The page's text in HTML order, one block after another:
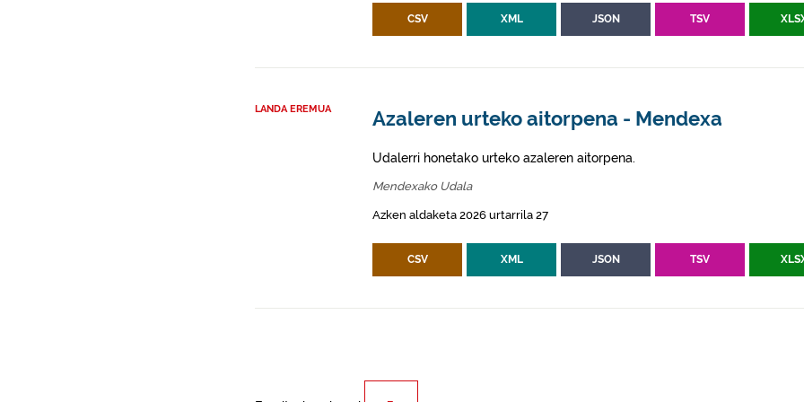
CSV XML JSON TSV
LANDA EREMUA Azaleren urteko aitorpena - Mendexa
Udalerri honetako urteko azaleren aitorpena.
Mendexako Udala
Azken aldaketa 2026 urtarrila 27
CSV XML JSON TSV